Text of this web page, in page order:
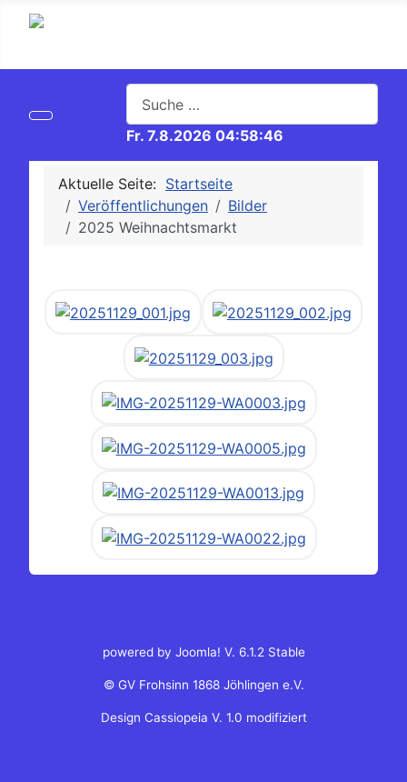
Fr. 7.8.2026 04:58:46
Aktuelle Seite: Startseite
Veröffentlichungen
Bilder
2025 Weihnachtsmarkt
powered by Joomla! V. 6.1.2 Stable
© GV Frohsinn 1868 Jöhlingen e.V.
Design Cassiopeia V. 1.0 modifiziert